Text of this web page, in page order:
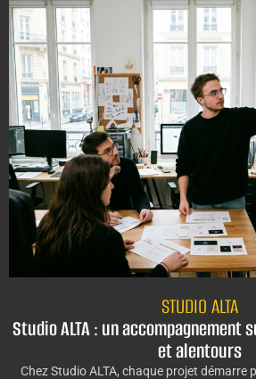
STUDIO ALTA
Studio ALTA : un accompagnement
et alentours
Chez Studio ALTA, chaque projet démarre